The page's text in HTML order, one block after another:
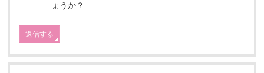
ょうか？
返信する